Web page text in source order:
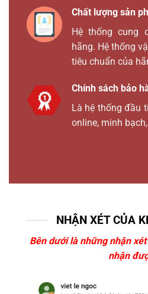
Chất lượng sản
Hệ thống cung
hãng. Hệ thống
tiêu chuẩn của
Chính sách bảo
Là hệ thống đầu
online, minh
NHẬN XÉT CỦA
Bên dưới là những nhận
nhận